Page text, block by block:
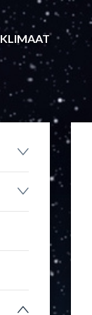
KLIMAAT